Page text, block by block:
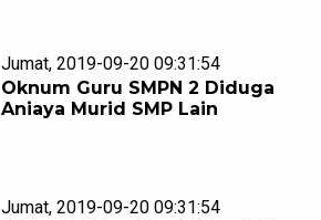
Jumat, 2019-09-20 09:31:54
Oknum Guru SMPN 2 Diduga
Aniaya Murid SMP Lain
Jumat, 2019-09-20 09:31:54